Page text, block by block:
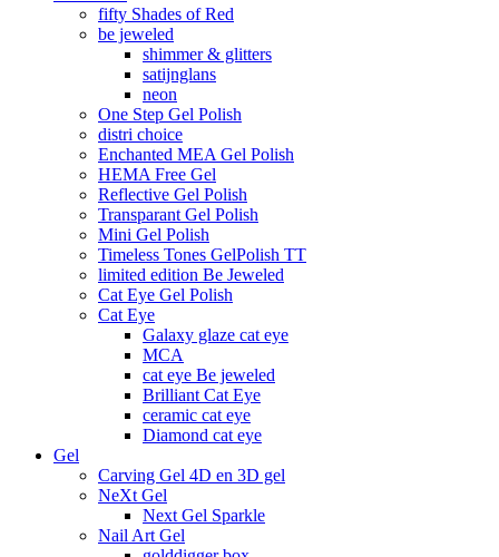
fifty Shades of Red
be jeweled
shimmer & glitters
satijnglans
neon
One Step Gel Polish
distri choice
Enchanted MEA Gel Polish
HEMA Free Gel
Reflective Gel Polish
Transparant Gel Polish
Mini Gel Polish
Timeless Tones GelPolish TT
limited edition Be Jeweled
Cat Eye Gel Polish
Cat Eye
Galaxy glaze cat eye
MCA
cat eye Be jeweled
Brilliant Cat Eye
ceramic cat eye
Diamond cat eye
Gel
Carving Gel 4D en 3D gel
NeXt Gel
Next Gel Sparkle
Nail Art Gel